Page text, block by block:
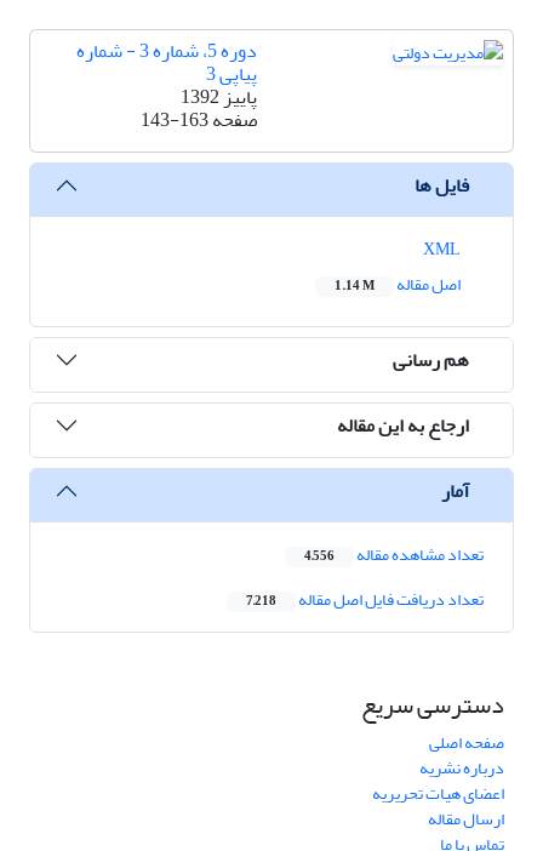
دوره 5، شماره 3 - شماره
پیاپی 3
پاییز 1392
صفحه143-163
فایل ها
اصل مقاله
1.14 M
هم رسانی
ارجاع به این مقاله
آمار
تعداد مشاهده مقاله 4,556
تعداد دریافت فایل اصل مقاله 7,218
دسترسی سریع
صفحه اصلی
درباره نشریه
اعضای هیات تحریریه
ارسال مقاله